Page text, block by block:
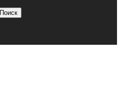
Поиск